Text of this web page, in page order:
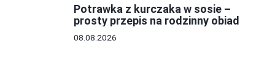
Potrawka z kurczaka w sosie –
prosty przepis na rodzinny obiad
08.08.2026